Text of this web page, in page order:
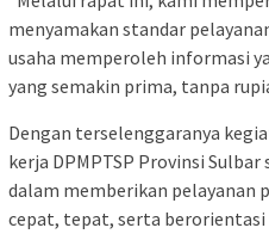
menyamakan standar
usaha memperoleh informasi
yang semakin prima, tanpa
Dengan terselenggaranya
kerja DPMPTSP Provinsi
dalam memberikan pelayanan
cepat, tepat, serta berorientasi